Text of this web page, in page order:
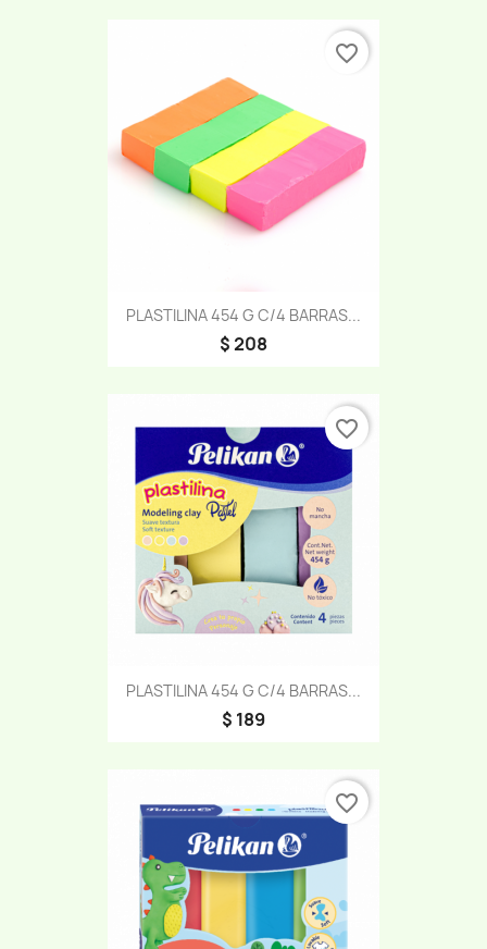
PLASTILINA 454 G C/4 BARRAS...
$ 208
favorite_border
PLASTILINA 454 G C/4 BARRAS...
$ 189
favorite_border
favorite_border